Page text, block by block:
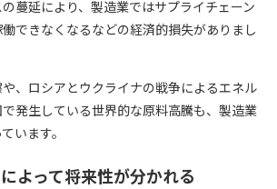
蔓延により、製造業ではサプライチェーン
できなくなるなどの経済的損失がありまし
、ロシアとウクライナの戦争によるエネル
発生している世界的な原料高騰も、製造業
います。
よって将来性が分かれる